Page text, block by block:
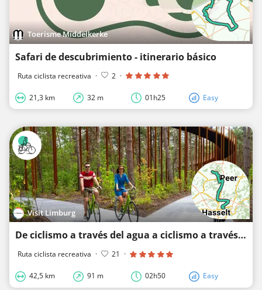
Toerisme Middelkerke
Safari de descubrimiento - itinerario básico
Ruta ciclista recreativa · 2 ·
21,3 km 32 m 01h25 Easy
Visit Limburg
De ciclismo a través del agua a ciclismo a través de los árboles
Ruta ciclista recreativa · 21 ·
42,5 km 91 m 02h50 Easy